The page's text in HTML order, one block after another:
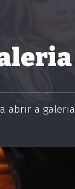
abrir a galeria